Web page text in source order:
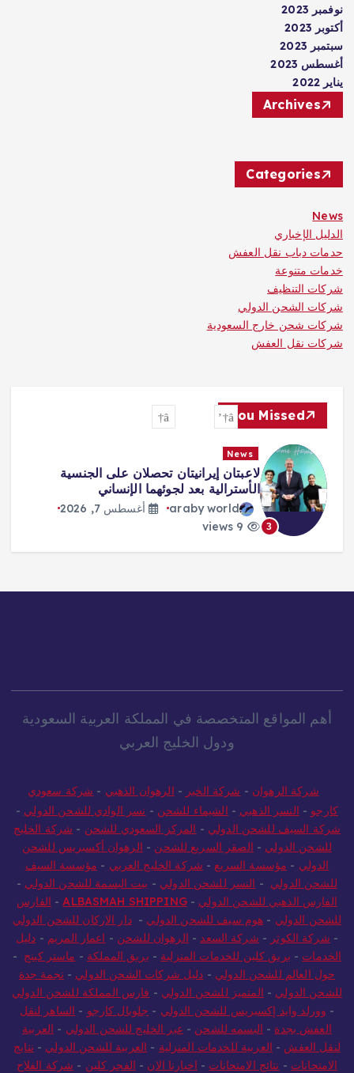
نوفمبر 2023
أكتوبر 2023
سبتمبر 2023
أغسطس 2023
يناير 2022
Archives
Categories
News
الدليل الإخباري
حدمات دباب نقل العفش
خدمات متنوعة
شركات التنظيف
شركات الشحن الدولي
شركات شحن خارج السعودية
شركات نقل العفش
You Missed
4
News
طرابزون يكتب صفحة جديدة مع صلاح…
استقبال أسطوري وشغف لا يوصف
araby world
أغسطس 7, 2026
أهم المواقع المتخصصة في المملكة العربية السعودية
ودول الخليج العربي
شركة الرهوان - شركة الخير - الرهوان الذهبي - شركة سعودي
كارجو - النسر الذهبي - الشيماء للشحن - نسر الوادي للشحن الدولي -
شركة السيف للشحن الدولي - المركز السعودي للشحن - شركة الخليج
للشحن الدولي - الصقر السريع للشحن - الرهوان أكسبريس للشحن
الدولي - مؤسسة السريع - شركة الخليج العربي - مؤسسة السيف
للشحن الدولي - النسر للشحن الدولي - بيت البسمة للشحن الدولي -
الفارس الذهبي للشحن الدولي -
ALBASMAH SHIPPING
- الفارس
للشحن الدولي - هوم سيف للشحن الدولي -دار الاركان للشحن الدولي
- شركة الكوثر - شركة السعد - الرهوان للشحن - اعمار المريم - دليل
الخدمات - بريق كلين للخدمات المنزلية - بريق المملكة - ماستر كينج -
حول العالم للشحن الدولي - دليل شركات الشحن الدولي - نجمة جدة
للشحن الدولي - المتميز للشحن الدولي - فارس المملكة للشحن الدولي
- وورلد وايد إكسبريس للشحن الدولي - جلوبال كارجو - الساهر لنقل
العفش بجدة - البسمه للشحن - عبر الخليج للشحن الدولي - العربية
لنقل العفش - العربية للخدمات المنزلية - العربية للشحن الدولي - نتايج
الامتحانات - نتائج الامتحانات - اخبارنا الان - الفجر كلين - شركة الفلاح